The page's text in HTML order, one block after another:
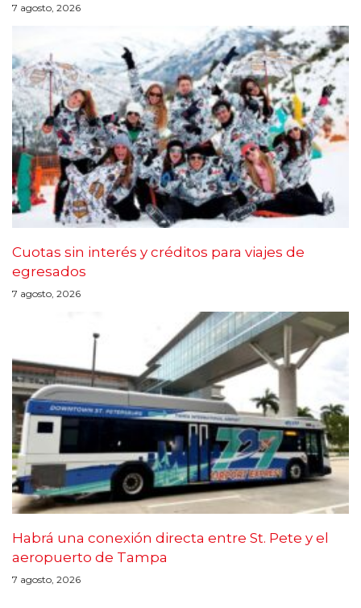
7 agosto, 2026
Cuotas sin interés y créditos para viajes de
egresados
7 agosto, 2026
Habrá una conexión directa entre St. Pete y el
aeropuerto de Tampa
7 agosto, 2026